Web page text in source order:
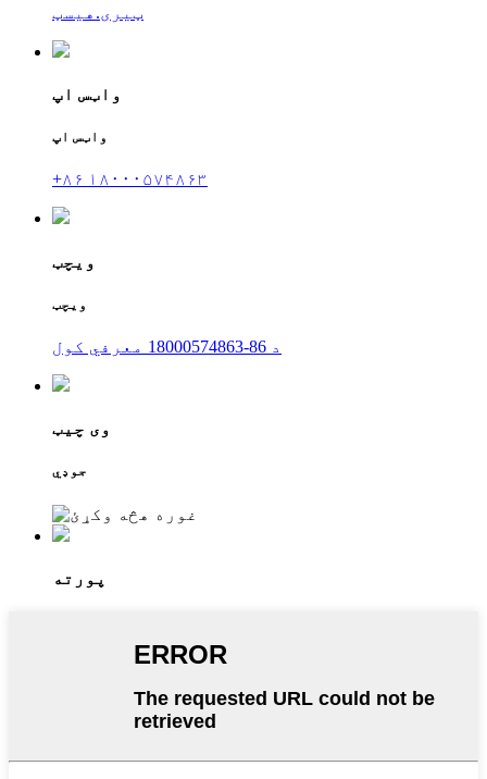
ټیری.هیسټ
واټس اپ
واټس اپ
+۸۶ ۱۸۰۰۰۵۷۴۸۶۳
ویچټ
ویچټ
د 86-18000574863 معرفي کول
وی چیټ
جوډي
پورته